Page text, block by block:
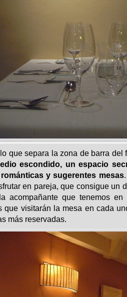
que separa la zona de barra del
escondido, un espacio
y sugerentes mesas
en pareja, que consigue un
acompañante que tenemos
que visitarán la mesa en cada
más reservadas.